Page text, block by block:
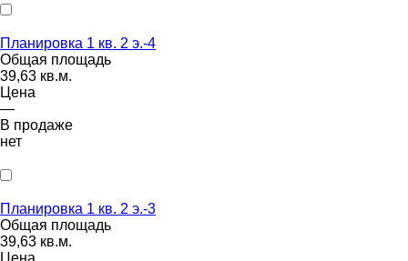
Планировка 1 кв. 2 э.-4
Общая площадь
39,63 кв.м.
Цена
—
В продаже
нет
Планировка 1 кв. 2 э.-3
Общая площадь
39,63 кв.м.
Цена